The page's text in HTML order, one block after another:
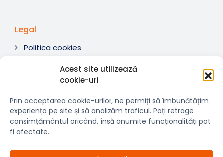
Acest site utilizează
cookie-uri
Prin acceptarea cookie-urilor, ne permiți să îmbunătățim
experiența pe site și să analizăm traficul. Poți retrage
consimțământul oricând, însă anumite funcționalități pot
fi afectate.
Legal
Politica cookies
Soluționare litigii